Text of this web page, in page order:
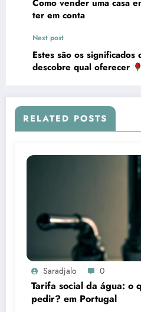
Como vender uma casa
ter em conta
Next post
Estes são os significados
descobre qual oferecer
RELATED POSTS
Saradjalo 0
Tarifa social da água: o
pedir? em Portugal